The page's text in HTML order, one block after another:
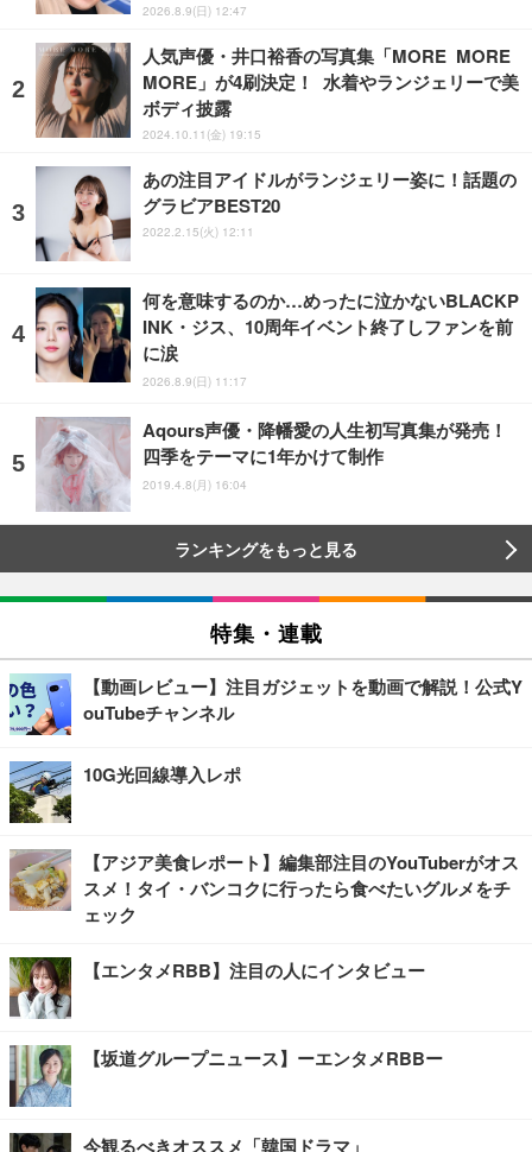
2026.8.9(日) 12:47
人気声優・井口裕香の写真集「MORE MORE
MORE」が4刷決定！ 水着やランジェリーで美
ボディ披露
2024.10.11(金) 19:15
あの注目アイドルがランジェリー姿に！話題の
グラビアBEST20
2022.2.15(火) 12:11
何を意味するのか…めったに泣かないBLACKP
INK・ジス、10周年イベント終了しファンを前
に涙
2026.8.9(日) 11:17
Aqours声優・降幡愛の人生初写真集が発売！
四季をテーマに1年かけて制作
2019.4.8(月) 16:04
ランキングをもっと見る
特集・連載
【動画レビュー】注目ガジェットを動画で解説！公式Y
ouTubeチャンネル
10G光回線導入レポ
【アジア美食レポート】編集部注目のYouTuberがオス
スメ！タイ・バンコクに行ったら食べたいグルメをチ
ェック
【エンタメRBB】注目の人にインタビュー
【坂道グループニュース】ーエンタメRBBー
今観るべきオススメ「韓国ドラマ」